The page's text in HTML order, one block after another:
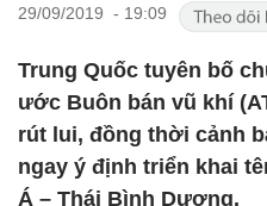
29/09/2019 - 19:09
Trung Quốc tuyên bố
ước Buôn bán vũ khí
rút lui, đồng thời cảnh
ngay ý định triển khai
Á – Thái Bình Dương.